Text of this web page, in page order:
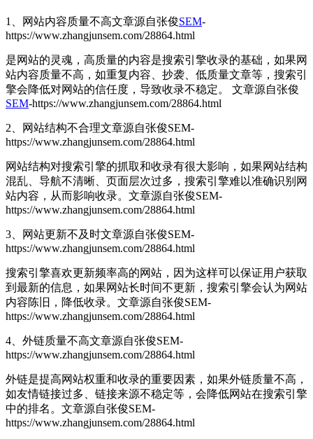
1、网站内容质量不高文章源自张俊SEM-
https://www.zhangjunsem.com/28864.html
是网站的灵魂，高质量的内容是搜索引擎收录的基础，如果网
站内容质量不高，如重复内容、抄袭、低质量文章等，搜索引
擎会降低对网站的信任度，导致收录不稳定。 文章源自张俊
SEM-https://www.zhangjunsem.com/28864.html
2、网站结构不合理文章源自张俊SEM-
https://www.zhangjunsem.com/28864.html
网站结构对搜索引擎的抓取和收录有很大影响，如果网站结构
混乱、导航不清晰、页面层次过多，搜索引擎难以准确识别网
站内容，从而影响收录。 文章源自张俊SEM-
https://www.zhangjunsem.com/28864.html
3、网站更新不及时文章源自张俊SEM-
https://www.zhangjunsem.com/28864.html
搜索引擎喜欢更新频率高的网站，因为这样可以保证用户获取
到最新的信息，如果网站长时间不更新，搜索引擎会认为网站
内容陈旧，降低收录。 文章源自张俊SEM-
https://www.zhangjunsem.com/28864.html
4、外链质量不高文章源自张俊SEM-
https://www.zhangjunsem.com/28864.html
外链是提高网站权重和收录的重要因素，如果外链质量不高，
如友情链接过多、链接来源不稳定等，会降低网站在搜索引擎
中的排名。 文章源自张俊SEM-
https://www.zhangjunsem.com/28864.html